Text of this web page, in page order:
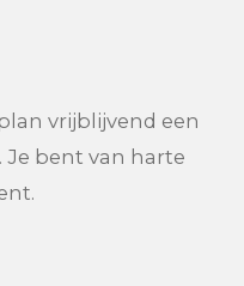
vrijblijvend een
Je bent van harte